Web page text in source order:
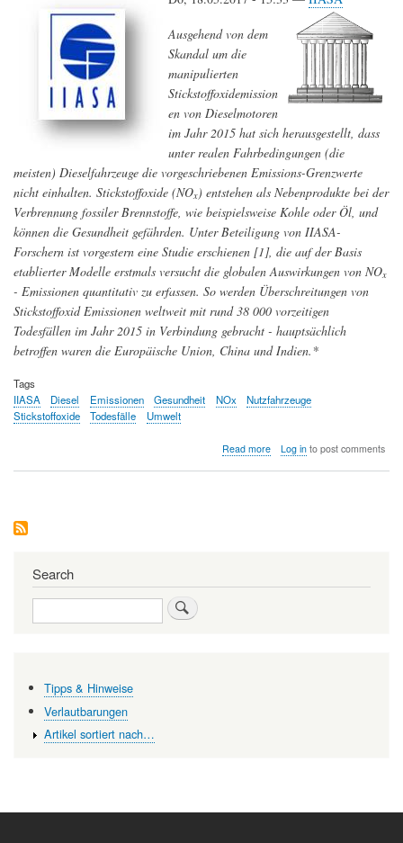
Ausgehend von dem
Skandal um die
manipulierten
Stickstoffoxidemission
en von Dieselmotoren
im Jahr 2015 hat sich herausgestellt, dass
unter realen Fahrbedingungen (die
meisten) Dieselfahrzeuge die vorgeschriebenen Emissions-Grenzwerte
nicht einhalten. Stickstoffoxide (NOx) entstehen als Nebenprodukte bei der
Verbrennung fossiler Brennstoffe, wie beispielsweise Kohle oder Öl, und
können die Gesundheit gefährden. Unter Beteiligung von IIASA-
Forschern ist vorgestern eine Studie erschienen [1], die auf der Basis
etablierter Modelle erstmals versucht die globalen Auswirkungen von NOx
- Emissionen quantitativ zu erfassen. So werden Überschreitungen von
Stickstoffoxid Emissionen weltweit mit rund 38 000 vorzeitigen
Todesfällen im Jahr 2015 in Verbindung gebracht - hauptsächlich
betroffen waren die Europäische Union, China und Indien.*
Tags
IIASA
Diesel Emissionen Gesundheit NOx
Nutzfahrzeuge
Stickstoffoxide
Todesfälle Umwelt
Read moreabout
globale
Log into post comments
Search
Search
Tipps & Hinweise
Verlautbarungen
Artikel sortiert nach…